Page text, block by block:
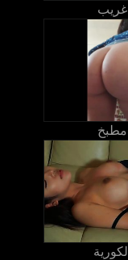
غريب
مطبخ
الكورية